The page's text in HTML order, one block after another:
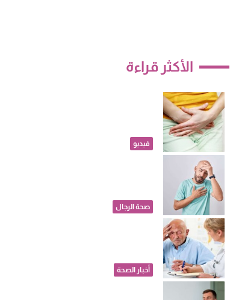
الأكثر قراءة
سلامة الجنين
فيديو
لدى بعض الرجال
صحة الرجال
جديد للوقاية من
أخبار الصحة